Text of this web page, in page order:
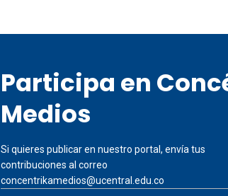
Participa en
Medios
Si quieres publicar en nuestro portal, envía tus
contribuciones al correo
concentrikamedios@ucentral.edu.co